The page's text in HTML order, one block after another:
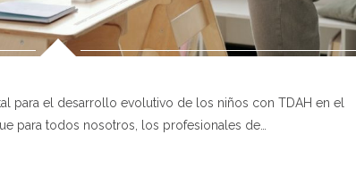
para el desarrollo evolutivo de los niños con TDAH en el
para todos nosotros, los profesionales de…